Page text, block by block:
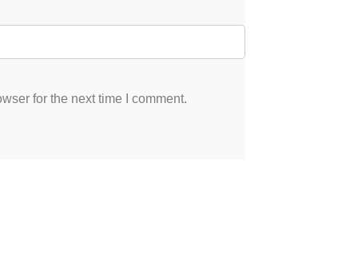
for the next time I comment.